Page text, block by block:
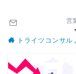
営
トライツコンサル